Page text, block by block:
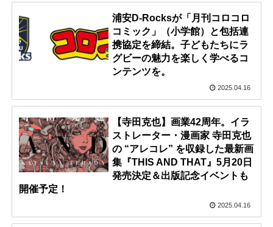
浦安D-Rocksが「月刊コロコロ
コミック」（小学館）と包括連
携協定を締結。子どもたちにラ
グビーの魅力を楽しく学べるコ
ンテンツを。
2025.04.16
【寺田克也】画業42周年。イラ
ストレーター・漫画家 寺田克也
の “アレコレ” を収録した最新画
集『THIS AND THAT』5月20日
発売決定＆出版記念イベントも
開催予定！
2025.04.16